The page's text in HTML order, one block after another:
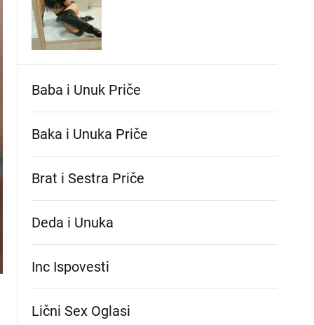
Baba i Unuk Priče
Baka i Unuka Pričе
Brat i Sestra Priče
Deda i Unuka
Inc Ispovesti
Lični Sex Oglasi